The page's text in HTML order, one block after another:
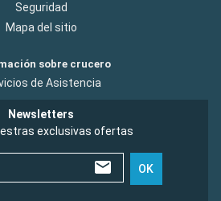
Seguridad
Mapa del sitio
sobre crucero
de Asistencia
Newsletters
exclusivas ofertas
OK